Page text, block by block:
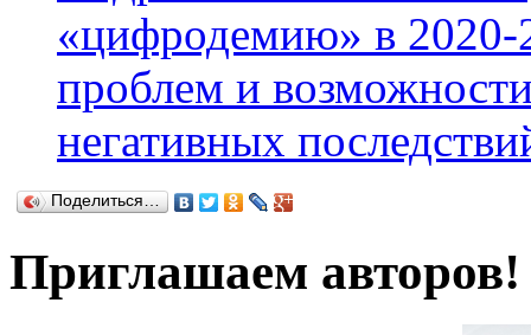
«цифродемию» в 2020-
проблем и
негативных
Поделиться…
Приглашаем авторов!